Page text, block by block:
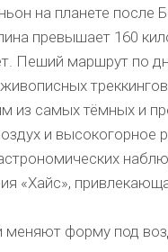
на планете после
превышает 160
Пеший маршрут по
из самых тёмных и
и
«Хайс»,
форму под